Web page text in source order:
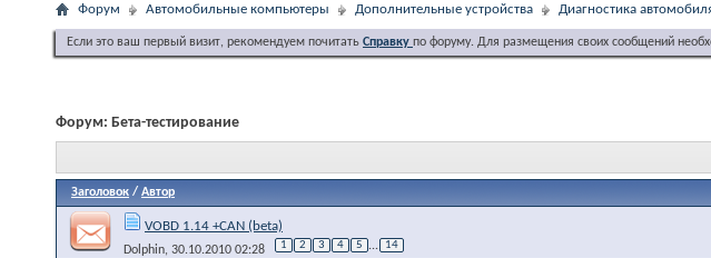
Форум Автомобильные компьютеры Дополнительные устройства Диагностика
Если это ваш первый визит, рекомендуем почитать Справку по форуму. Для размещения своих сообщений
Форум: Бета-тестирование
Заголовок / Автор
VOBD 1.14 +CAN (beta)
Dolphin, 30.10.2010 02:28 1 2 3 4 5 ... 14